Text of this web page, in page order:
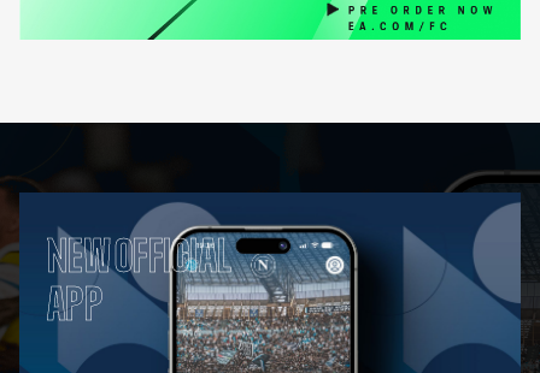
NEW OFFICIAL
APP